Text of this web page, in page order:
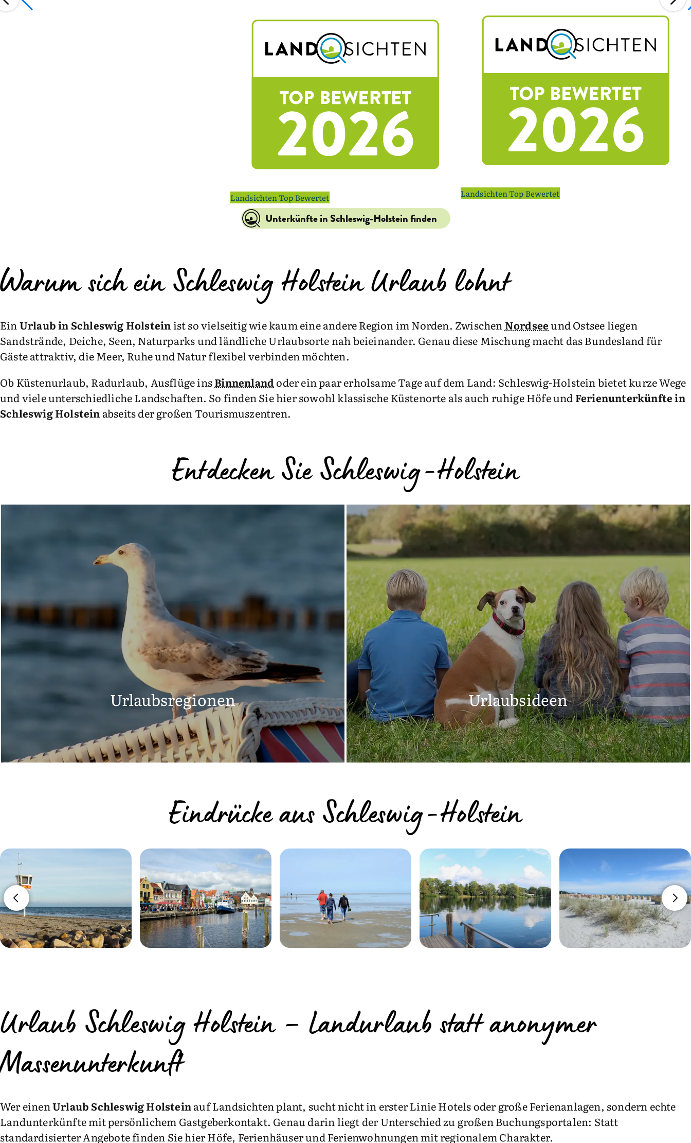
Landsichten Top Bewertet Landsichten Top Bewertet
Unterkünfte in Schleswig-Holstein finden
Warum sich ein Schleswig Holstein Urlaub lohnt
EinUrlaub in Schleswig Holsteinist so vielseitig wie kaum eine andere Region im Norden. Zwischen Nordseeund Ostsee liegen
Sandstrände, Deiche, Seen, Naturparks und ländliche Urlaubsorte nah beieinander. Genau diese Mischung macht das Bundesland für
Gäste attraktiv, die Meer, Ruhe und Natur flexibel verbinden möchten.
Ob Küstenurlaub, Radurlaub, Ausflüge insBinnenlandoder ein paar erholsame Tage auf dem Land: Schleswig-Holstein bietet kurze Wege
und viele unterschiedliche Landschaften. So finden Sie hier sowohl klassische Küstenorte als auch ruhige Höfe und Ferienunterkünfte in
Schleswig Holstein abseits der großen Tourismuszentren.
Entdecken Sie Schleswig-Holstein
Urlaubsregionen
Regionen in Schleswig-Holstein im Überblick: Finden Sie
für Ihren Landurlaub.
Urlaubsideen
Urlaub auf dem Landhof oder Ferienhof von Ostsee bis
Nordsee - Ferienwohnung, Ferienhaus oder Zimmer als
passende Unterkunft für Ferien auf dem Land,…
Eindrücke aus Schleswig-Holstein
Urlaub Schleswig Holstein – Landurlaub statt anonymer
Massenunterkunft
Wer einenUrlaub Schleswig Holsteinauf Landsichten plant, sucht nicht in erster Linie Hotels oder große Ferienanlagen, sondern echte
Landunterkünfte mit persönlichem Gastgeberkontakt. Genau darin liegt der Unterschied zu großen Buchungsportalen: Statt
standardisierter Angebote finden Sie hier Höfe, Ferienhäuser und Ferienwohnungen mit regionalem Charakter.